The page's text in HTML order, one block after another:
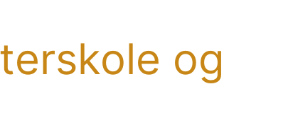
og